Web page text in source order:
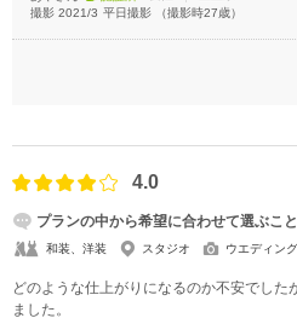
撮影 2021/3 平日撮影 （撮影時27歳）
4.0
プランの中から希望に合わせて選ぶこと
和装、洋装 スタジオ ウエディング
どのような仕上がりになるのか不安でした
ました。